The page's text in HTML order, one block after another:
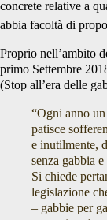
concrete relative a
abbia facoltà di
Proprio nell’ambito
primo Settembre
(Stop all’era delle
“Ogni anno
patisce
e inutilmente,
senza gabbia
Si chiede
legislazione
– gabbie per